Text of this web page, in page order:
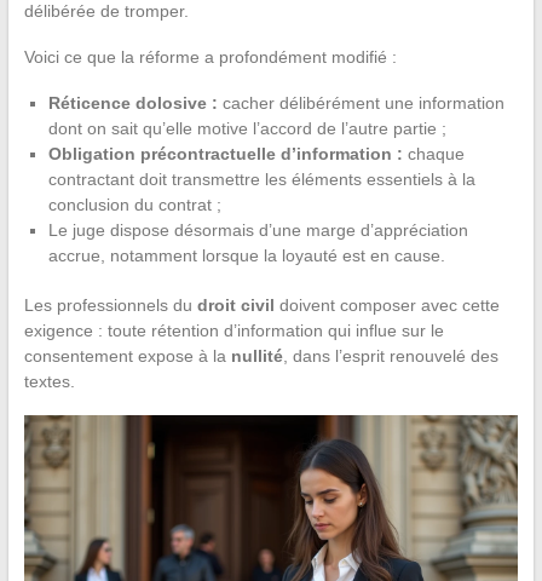
délibérée de tromper.
Voici ce que la réforme a profondément modifié :
Réticence dolosive : cacher délibérément une information
dont on sait qu’elle motive l’accord de l’autre partie ;
Obligation précontractuelle d’information : chaque
contractant doit transmettre les éléments essentiels à la
conclusion du contrat ;
Le juge dispose désormais d’une marge d’appréciation
accrue, notamment lorsque la loyauté est en cause.
Les professionnels du droit civil doivent composer avec cette
exigence : toute rétention d’information qui influe sur le
consentement expose à la nullité, dans l’esprit renouvelé des
textes.